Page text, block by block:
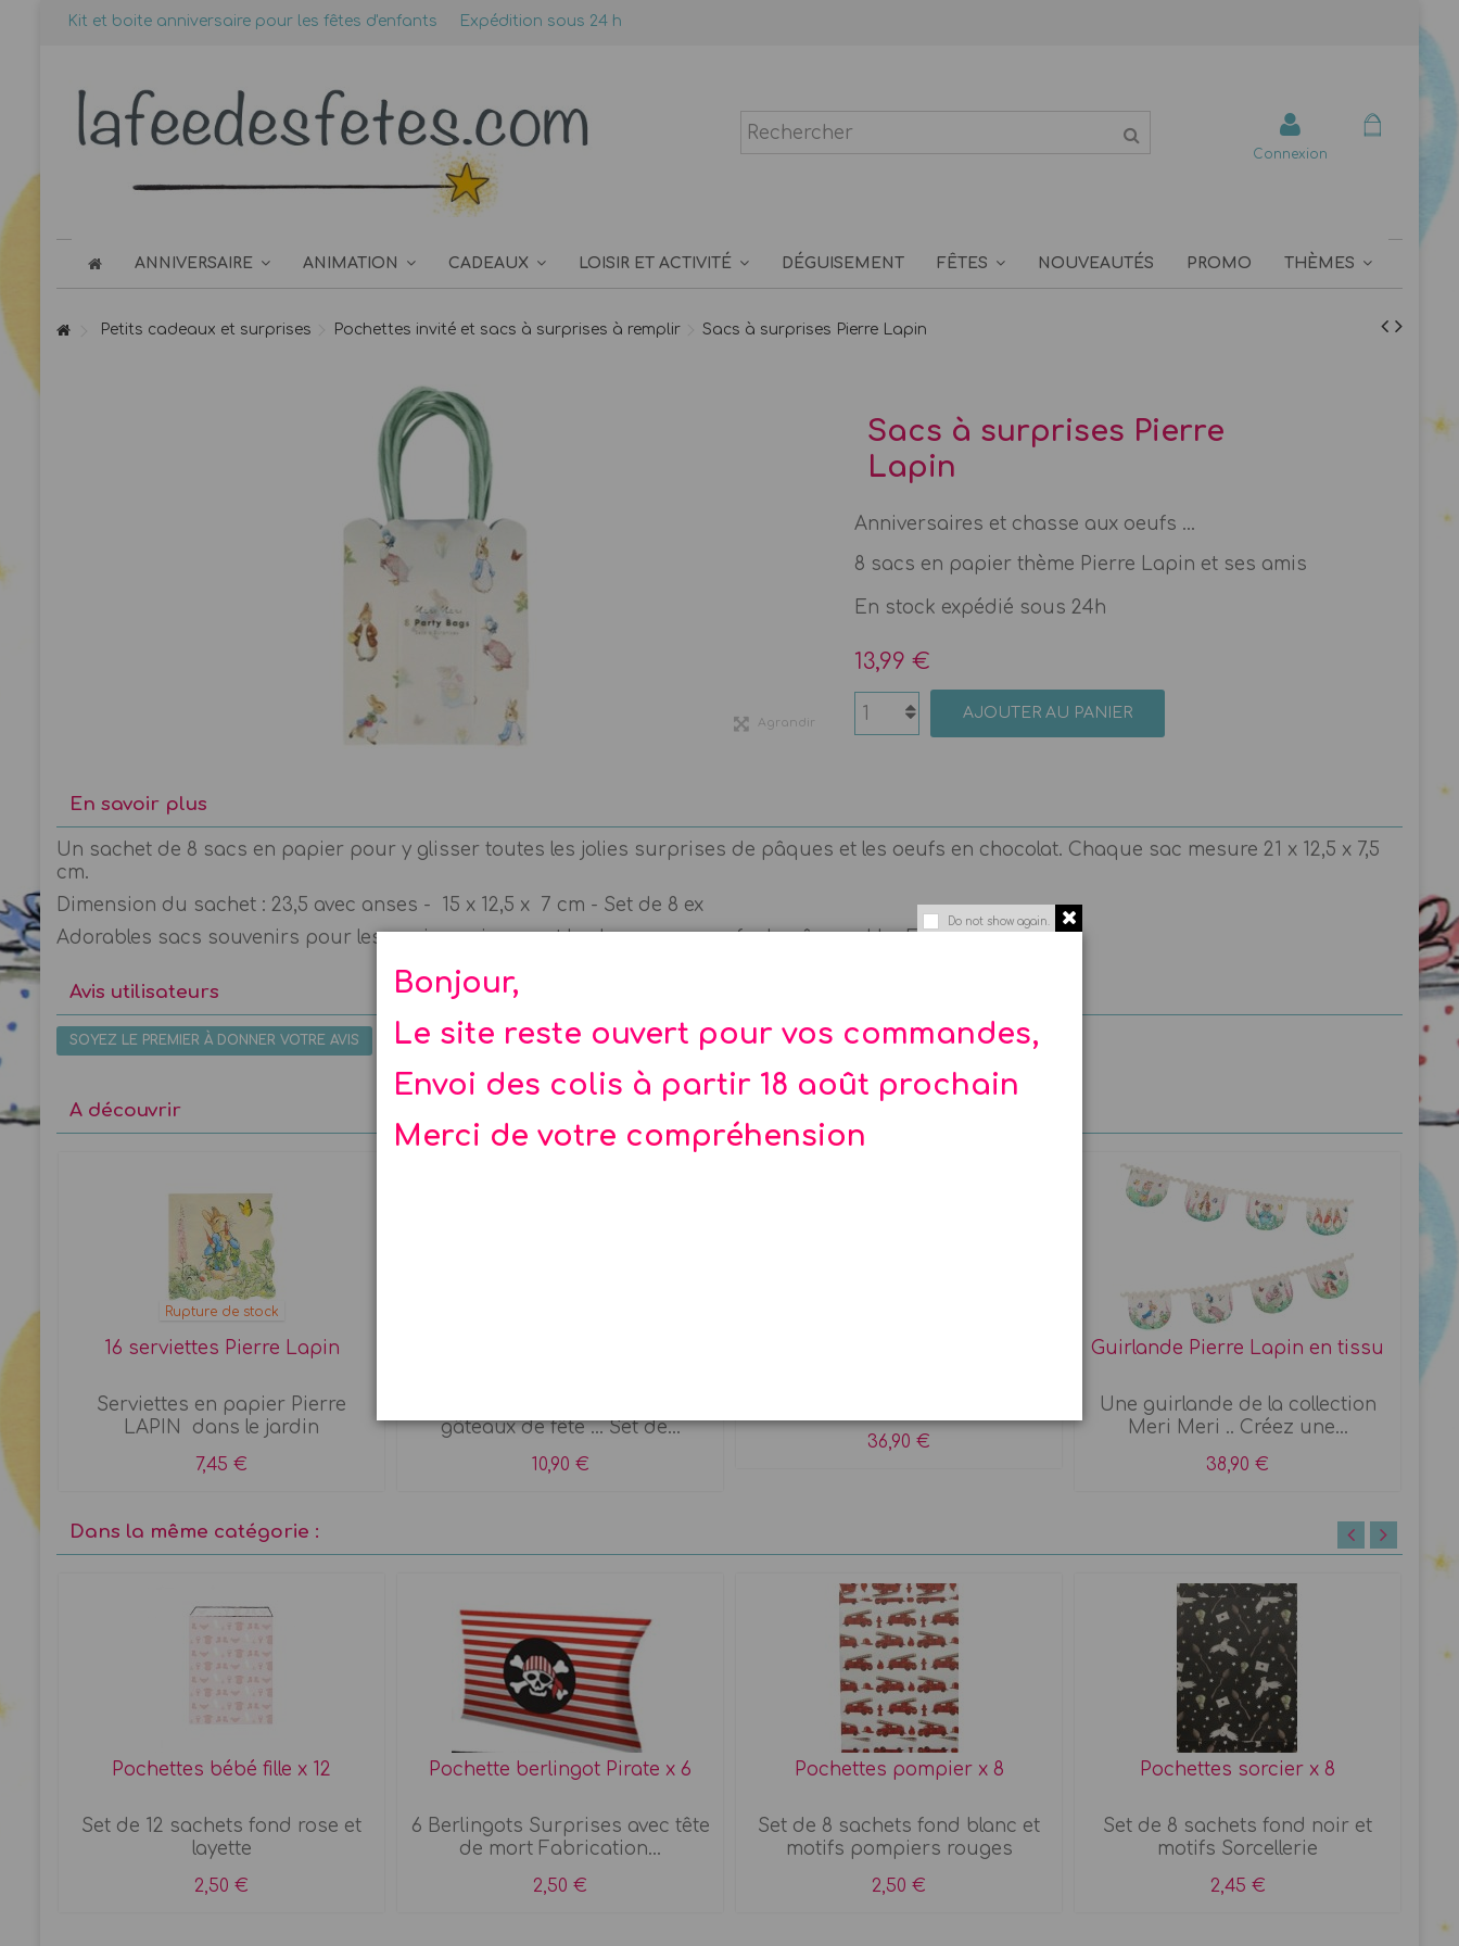
Do not show again.
Bonjour,
Le site reste ouvert pour vos commandes,
Envoi des colis à partir 18 août prochain
Merci de votre compréhension
Kit et boite anniversaire pour les fêtes d'enfants Expédition sous 24 h
Connexion
ANNIVERSAIRE ANIMATION CADEAUX LOISIR ET ACTIVITÉ DÉGUISEMENT FÊTES NOUVEAUTÉS PROMO THÈMES
Petits cadeaux et surprises Pochettes invité et sacs à surprises à remplir Sacs à surprises Pierre Lapin
Agrandir
Sacs à surprises Pierre
Lapin
Anniversaires et chasse aux oeufs ...
8 sacs en papier thème Pierre Lapin et ses amis
En stock expédié sous 24h
13,99 €
AJOUTER AU PANIER
En savoir plus
Un sachet de 8 sacs en papier pour y glisser toutes les jolies surprises de pâques et les oeufs en chocolat. Chaque sac mesure 21 x 12,5 x 7,5
cm.
Dimension du sachet : 23,5 avec anses - 15 x 12,5 x 7 cm - Set de 8 ex
Adorables sacs souvenirs pour les anniversaires ... et la chasse aux oeufs de pâques ! La Fée
Avis utilisateurs
SOYEZ LE PREMIER À DONNER VOTRE AVIS
A découvrir
Rupture de stock
16 serviettes Pierre Lapin
Serviettes en papier Pierre
LAPIN dans le jardin
7,45 €
gâteaux de fête ... Set de...
10,90 €
36,90 €
Guirlande Pierre Lapin en tissu
Une guirlande de la collection
Meri Meri .. Créez une...
38,90 €
Dans la même catégorie :
Pochettes bébé fille x 12
Set de 12 sachets fond rose et
layette
2,50 €
Pochette berlingot Pirate x 6
6 Berlingots Surprises avec tête
de mort Fabrication...
2,50 €
Pochettes pompier x 8
Set de 8 sachets fond blanc et
motifs pompiers rouges
2,50 €
Pochettes sorcier x 8
Set de 8 sachets fond noir et
motifs Sorcellerie
2,45 €